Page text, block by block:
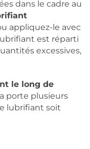
dans le cadre au
appliquez-le avec
est réparti
excessives,
le long de
porte plusieurs
lubrifiant soit